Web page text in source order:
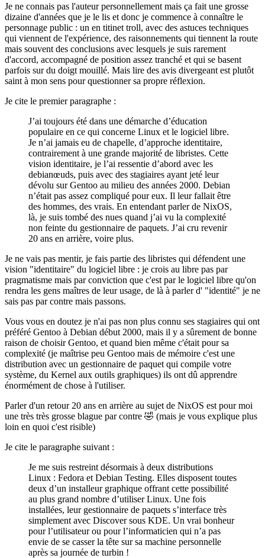
Je ne connais pas l'auteur personnellement mais ça fait une grosse
dizaine d'années que je le lis et donc je commence à connaître le
personnage public : un en titinet troll, avec des astuces techniques
qui viennent de l'expérience, des raisonnements qui tiennent la route
mais souvent des conclusions avec lesquels je suis rarement
d'accord, accompagné de position assez tranché et qui se basent
parfois sur du doigt mouillé. Mais lire des avis divergeant est plutôt
saint à mon sens pour questionner sa propre réflexion.
Je cite le premier paragraphe :
J’ai toujours été dans une démarche d’éducation
populaire en ce qui concerne Linux et le logiciel libre.
Je n’ai jamais eu de chapelle, d’approche identitaire,
contrairement à une grande majorité de libristes. Cette
vision identitaire, je l’ai ressentie d’abord avec les
debianœuds, puis avec des stagiaires ayant jeté leur
dévolu sur Gentoo au milieu des années 2000. Debian
n’était pas assez compliqué pour eux. Il leur fallait être
des hommes, des vrais. En entendant parler de NixOS,
là, je suis tombé des nues quand j’ai vu la complexité
non feinte du gestionnaire de paquets. J’ai cru revenir
20 ans en arrière, voire plus.
Je ne vais pas mentir, je fais partie des libristes qui défendent une
vision "identitaire" du logiciel libre : je crois au libre pas par
pragmatisme mais par conviction que c'est par le logiciel libre qu'on
rendra les gens maîtres de leur usage, de là à parler d' "identité" je ne
sais pas par contre mais passons.
Vous vous en doutez je n'ai pas non plus connu ses stagiaires qui ont
préféré Gentoo à Debian début 2000, mais il y a sûrement de bonne
raison de choisir Gentoo, et quand bien même c'était pour sa
complexité (je maîtrise peu Gentoo mais de mémoire c'est une
distribution avec un gestionnaire de paquet qui compile votre
système, du Kernel aux outils graphiques) ils ont dû apprendre
énormément de chose à l'utiliser.
Parler d'un retour 20 ans en arrière au sujet de NixOS est pour moi
une très très grosse blague par contre 🤣 (mais je vous explique plus
loin en quoi c'est risible)
Je cite le paragraphe suivant :
Je me suis restreint désormais à deux distributions
Linux : Fedora et Debian Testing. Elles disposent toutes
deux d’un installeur graphique offrant cette possibilité
au plus grand nombre d’utiliser Linux. Une fois
installées, leur gestionnaire de paquets s’interface très
simplement avec Discover sous KDE. Un vrai bonheur
pour l’utilisateur ou pour l’informaticien qui n’a pas
envie de se casser la tête sur sa machine personnelle
après sa journée de turbin !